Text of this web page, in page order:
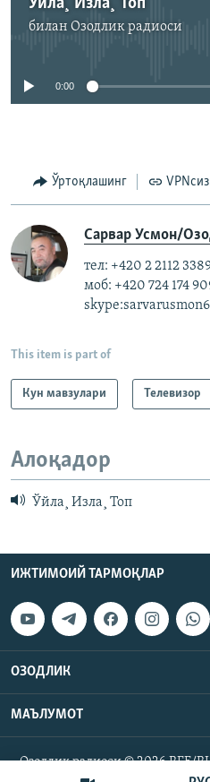
Ўйла¸ Изла¸ Топ
билан Озодлик радиоси
Айни дамда
0:00
Ўртоқлашинг
Сарвар Усмон/
тел: +420 2 2112
моб: +420 724 174
This item is part of
Кун мавзулари Телевизор
Алоқадор
Ўйла¸ Изла¸ Топ
ИЖТИМОИЙ ТАРМОҚЛАР
ОЗОДЛИК
МАЪЛУМОТ
Озодлик радиоси © 2026 RFE/